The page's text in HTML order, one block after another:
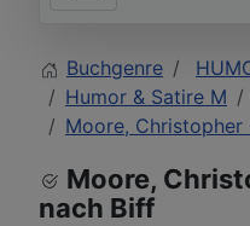
Buchgenre
Humor & Satire M
Moore,
Moore,
nach Biff